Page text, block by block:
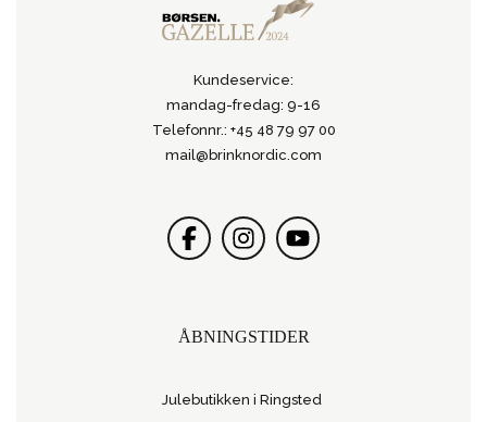
Kundeservice:
mandag-fredag: 9-16
Telefonnr.: +45 48 79 97 00
mail@brinknordic.com
ÅBNINGSTIDER
Julebutikken i Ringsted